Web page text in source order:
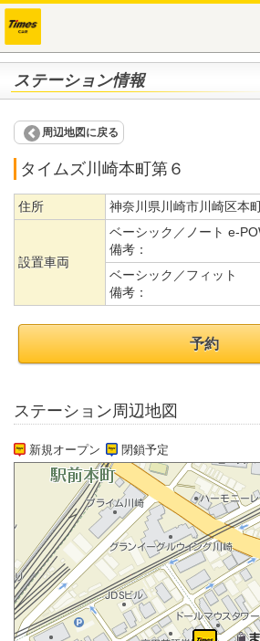
ステーション情報
周辺地図に戻る
タイムズ川崎本町第６
住所 神奈川県川崎市川崎区本
設置車両
ベーシック／ノート e-
備考：
ベーシック／フィット
備考：
予約
ステーション周辺地図
新規オープン 閉鎖予定